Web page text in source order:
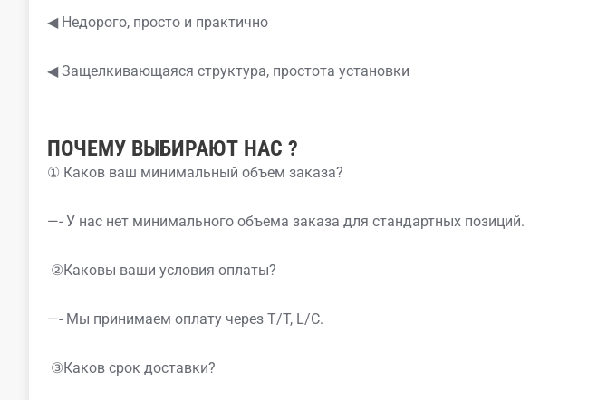
◀ Недорого, просто и практично
◀ Защелкивающаяся структура, простота установки
ПОЧЕМУ ВЫБИРАЮТ НАС ?
① Каков ваш минимальный объем заказа?
—- У нас нет минимального объема заказа для стандартных позиций.
②Каковы ваши условия оплаты?
—- Мы принимаем оплату через T/T, L/C.
③Каков срок доставки?